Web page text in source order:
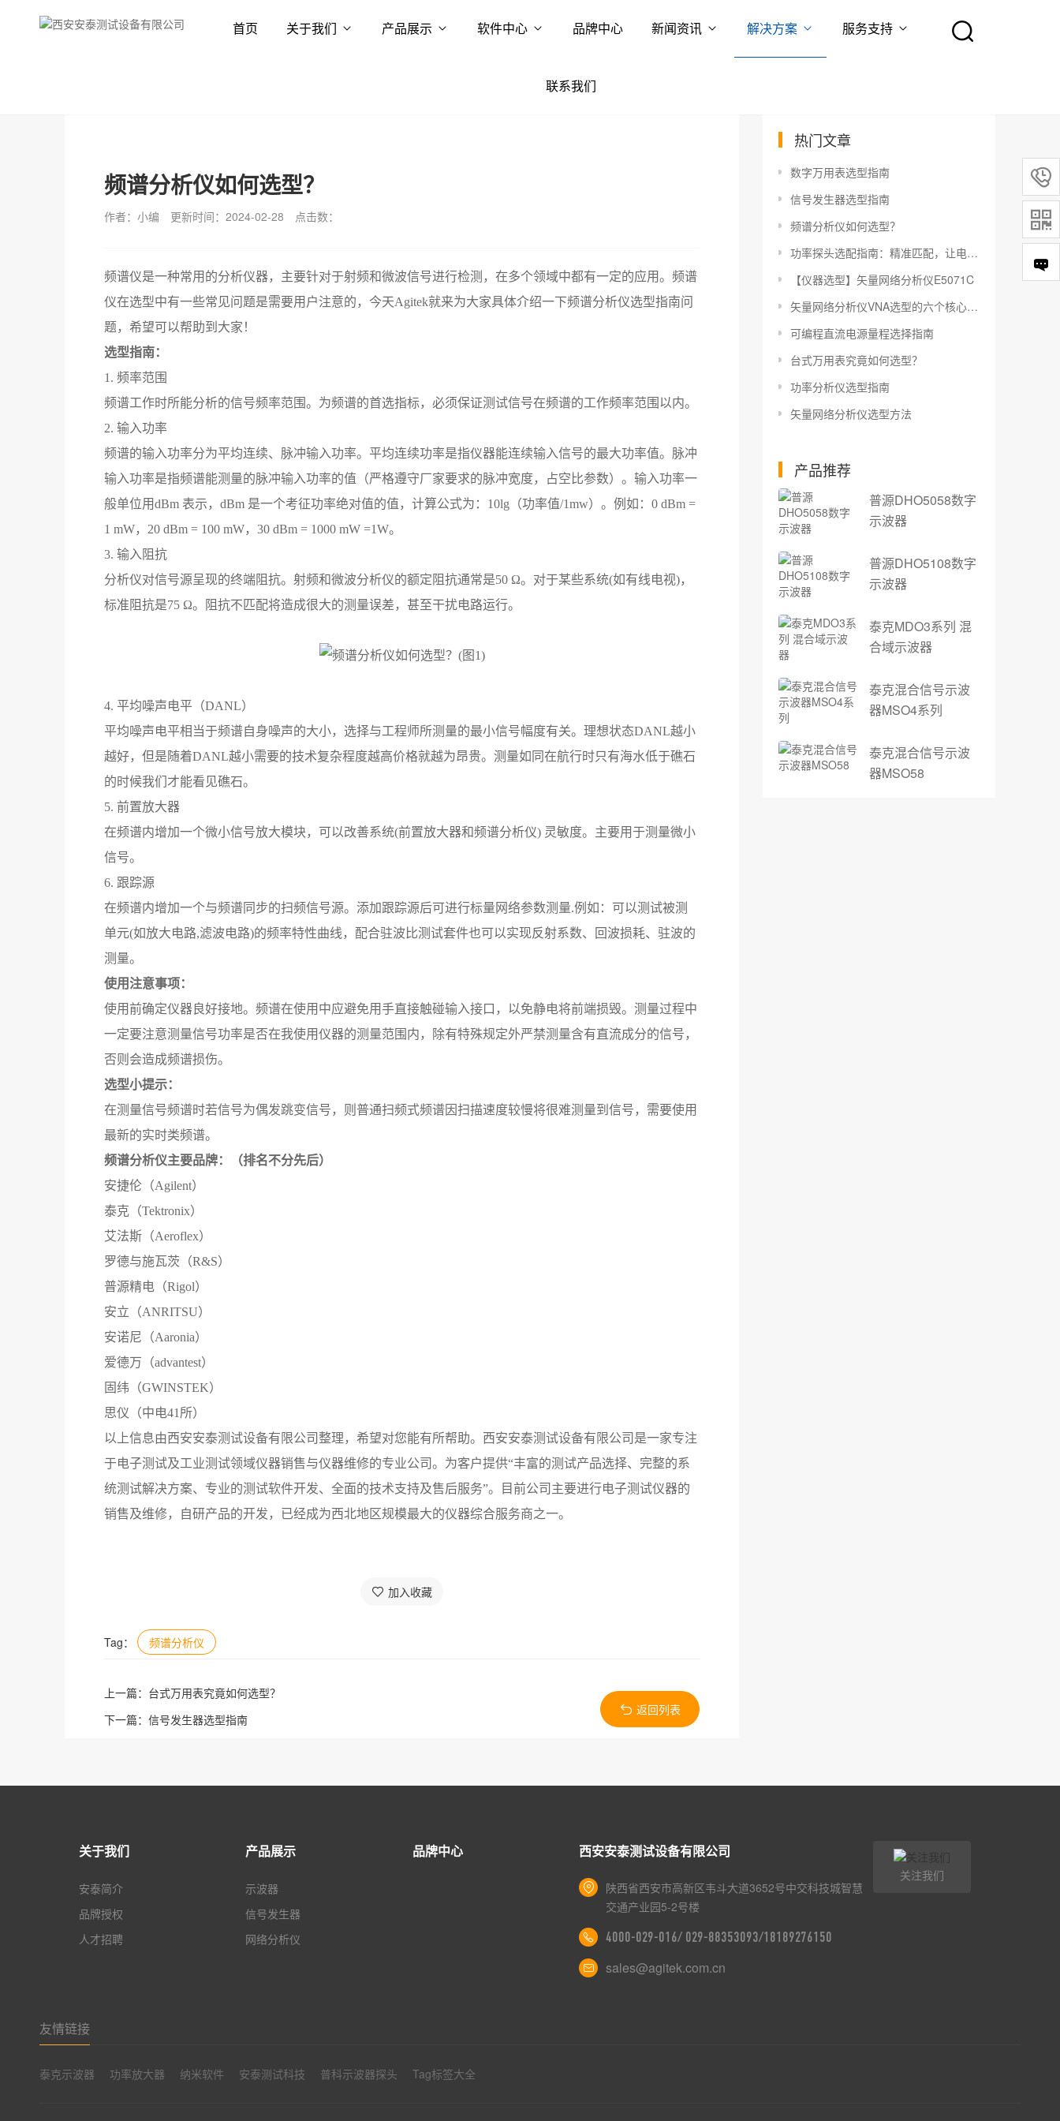
首页 关于我们 产品展示 软件中心 品牌中心 新闻资讯 解决方案 服务支持
联系我们
频谱分析仪如何选型？
作者：小编 更新时间：2024-02-28 点击数：
频谱仪是一种常用的分析仪器，主要针对于射频和微波信号进行检测，在多个领域中都有一定的应用。频谱
仪在选型中有一些常见问题是需要用户注意的，今天Agitek就来为大家具体介绍一下频谱分析仪选型指南问
题，希望可以帮助到大家！
选型指南：
1. 频率范围
频谱工作时所能分析的信号频率范围。为频谱的首选指标，必须保证测试信号在频谱的工作频率范围以内。
2. 输入功率
频谱的输入功率分为平均连续、脉冲输入功率。平均连续功率是指仪器能连续输入信号的最大功率值。脉冲
输入功率是指频谱能测量的脉冲输入功率的值（严格遵守厂家要求的脉冲宽度，占空比参数）。输入功率一
般单位用dBm 表示，dBm 是一个考征功率绝对值的值，计算公式为：10lg（功率值/1mw）。例如：0 dBm =
1 mW，20 dBm = 100 mW，30 dBm = 1000 mW =1W。
3. 输入阻抗
分析仪对信号源呈现的终端阻抗。射频和微波分析仪的额定阻抗通常是50 Ω。对于某些系统(如有线电视)，
标准阻抗是75 Ω。阻抗不匹配将造成很大的测量误差，甚至干扰电路运行。
4. 平均噪声电平（DANL）
平均噪声电平相当于频谱自身噪声的大小，选择与工程师所测量的最小信号幅度有关。理想状态DANL越小
越好，但是随着DANL越小需要的技术复杂程度越高价格就越为昂贵。测量如同在航行时只有海水低于礁石
的时候我们才能看见礁石。
5. 前置放大器
在频谱内增加一个微小信号放大模块，可以改善系统(前置放大器和频谱分析仪) 灵敏度。主要用于测量微小
信号。
6. 跟踪源
在频谱内增加一个与频谱同步的扫频信号源。添加跟踪源后可进行标量网络参数测量.例如：可以测试被测
单元(如放大电路,滤波电路)的频率特性曲线，配合驻波比测试套件也可以实现反射系数、回波损耗、驻波的
测量。
使用注意事项：
使用前确定仪器良好接地。频谱在使用中应避免用手直接触碰输入接口，以免静电将前端损毁。测量过程中
一定要注意测量信号功率是否在我使用仪器的测量范围内，除有特殊规定外严禁测量含有直流成分的信号，
否则会造成频谱损伤。
选型小提示：
在测量信号频谱时若信号为偶发跳变信号，则普通扫频式频谱因扫描速度较慢将很难测量到信号，需要使用
最新的实时类频谱。
频谱分析仪主要品牌：（排名不分先后）
安捷伦（Agilent）
泰克（Tektronix）
艾法斯（Aeroflex）
罗德与施瓦茨（R&S）
普源精电（Rigol）
安立（ANRITSU）
安诺尼（Aaronia）
爱德万（advantest）
固纬（GWINSTEK）
思仪（中电41所）
以上信息由西安安泰测试设备有限公司整理，希望对您能有所帮助。西安安泰测试设备有限公司是一家专注
于电子测试及工业测试领域仪器销售与仪器维修的专业公司。为客户提供“丰富的测试产品选择、完整的系
统测试解决方案、专业的测试软件开发、全面的技术支持及售后服务”。目前公司主要进行电子测试仪器的
销售及维修，自研产品的开发，已经成为西北地区规模最大的仪器综合服务商之一。
加入收藏
Tag： 频谱分析仪
上一篇： 台式万用表究竟如何选型？
下一篇： 信号发生器选型指南
返回列表
热门文章
数字万用表选型指南
信号发生器选型指南
频谱分析仪如何选型？
功率探头选配指南：精准匹配，让电机性能更上一层楼！
【仪器选型】矢量网络分析仪E5071C
矢量网络分析仪VNA选型的六个核心参数
可编程直流电源量程选择指南
台式万用表究竟如何选型？
功率分析仪选型指南
矢量网络分析仪选型方法
产品推荐
普源DHO5058数字
示波器
普源DHO5108数字
示波器
泰克MDO3系列 混
合域示波器
泰克混合信号示波
器MSO4系列
泰克混合信号示波
器MSO58
关于我们
安泰简介
品牌授权
人才招聘
产品展示
示波器
信号发生器
网络分析仪
品牌中心 西安安泰测试设备有限公司
陕西省西安市高新区韦斗大道3652号中交科技城智慧
交通产业园5-2号楼
4000-029-016/ 029-88353093/18189276150
sales@agitek.com.cn
关注我们
友情链接
泰克示波器 功率放大器 纳米软件 安泰测试科技 普科示波器探头 Tag标签大全

